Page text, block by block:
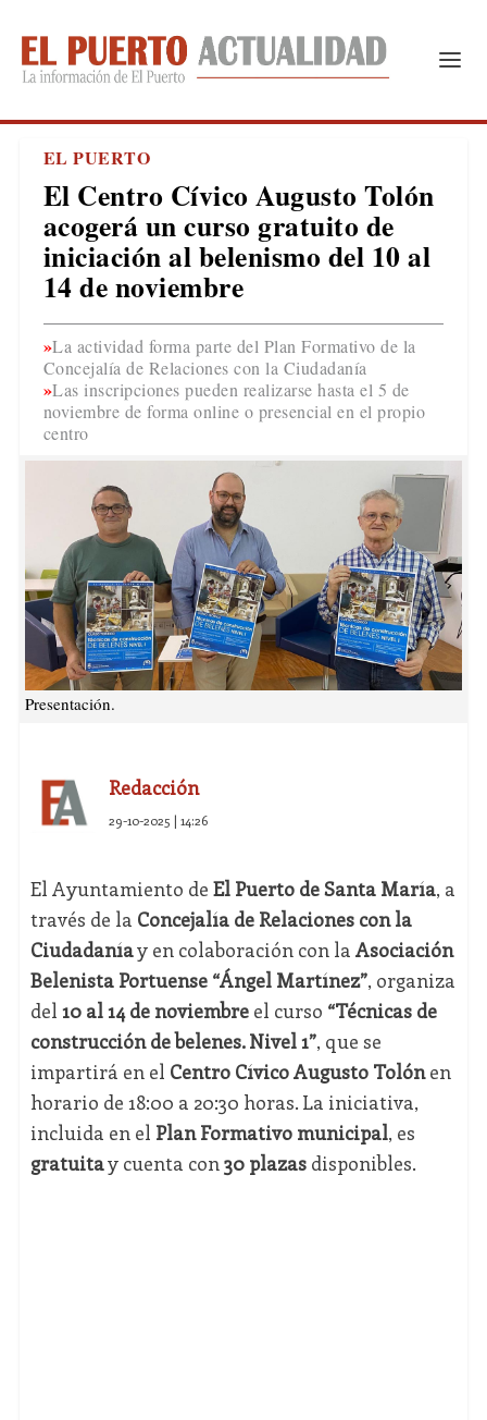
EL PUERTO
El Centro Cívico Augusto Tolón
acogerá un curso gratuito de
iniciación al belenismo del 10 al
14 de noviembre
La actividad forma parte del Plan Formativo de la
Concejalía de Relaciones con la Ciudadanía
Las inscripciones pueden realizarse hasta el 5 de
noviembre de forma online o presencial en el propio
centro
Presentación.
Redacción
29-10-2025 | 14:26
El Ayuntamiento de El Puerto de Santa María, a
través de la Concejalía de Relaciones con la
Ciudadaníay en colaboración con la Asociación
Belenista Portuense “Ángel Martínez”, organiza
del 10 al 14 de noviembreel curso “Técnicas de
construcción de belenes. Nivel 1”, que se
impartirá en el Centro Cívico Augusto Tolónen
horario de 18:00 a 20:30 horas. La iniciativa,
incluida en el Plan Formativo municipal, es
gratuitay cuenta con30 plazasdisponibles.